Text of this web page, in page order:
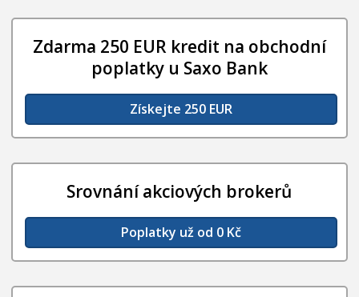
Zdarma 250 EUR kredit na obchodní
poplatky u Saxo Bank
Získejte 250 EUR
Srovnání akciových brokerů
Poplatky už od 0 Kč